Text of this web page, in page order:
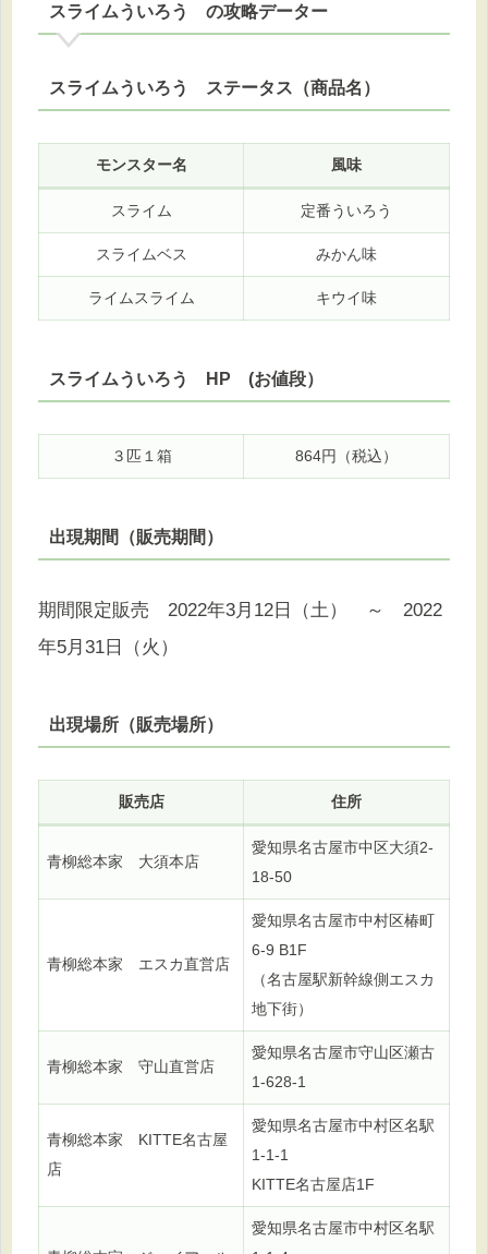
スライムういろう の攻略データー
スライムういろう ステータス（商品名）
モンスター名 風味
スライム 定番ういろう
スライムベス みかん味
ライムスライム キウイ味
スライムういろう HP (お値段）
３匹１箱 864円（税込）
出現期間（販売期間）
期間限定販売 2022年3月12日（土） ～ 2022
年5月31日（火）
出現場所（販売場所）
販売店 住所
青柳総本家 大須本店
愛知県名古屋市中区大須2-
18-50
青柳総本家 エスカ直営店
愛知県名古屋市中村区椿町
6-9 B1F
（名古屋駅新幹線側エスカ
地下街）
青柳総本家 守山直営店
愛知県名古屋市守山区瀬古
1-628-1
青柳総本家 KITTE名古屋
店
愛知県名古屋市中村区名駅
1-1-1
KITTE名古屋店1F
愛知県名古屋市中村区名駅